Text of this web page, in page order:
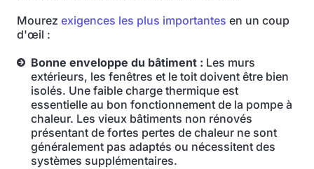
Mourez exigences les plus importantes en un coup
d'œil :
Bonne enveloppe du bâtiment : Les murs
extérieurs, les fenêtres et le toit doivent être bien
isolés. Une faible charge thermique est
essentielle au bon fonctionnement de la pompe à
chaleur. Les vieux bâtiments non rénovés
présentant de fortes pertes de chaleur ne sont
généralement pas adaptés ou nécessitent des
systèmes supplémentaires.